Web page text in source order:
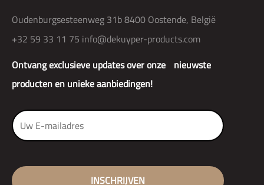
Ontvang exclusieve updates over onze nieuwste
producten en unieke aanbiedingen!
Oudenburgsesteenweg 31b 8400 Oostende, België
+32 59 33 11 75 info@dekuyper-products.com